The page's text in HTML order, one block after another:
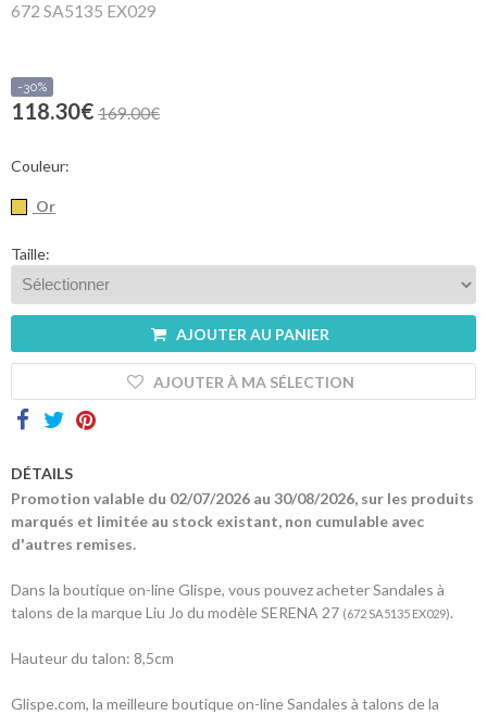
672 SA5135 EX029
-30%
118.30€ 169.00€
Couleur:
Or
Taille:
AJOUTER AU PANIER
AJOUTER À MA SÉLECTION
DÉTAILS
Promotion valable du 02/07/2026 au 30/08/2026, sur les produits
marqués et limitée au stock existant, non cumulable avec
d'autres remises.
Dans la boutique on-line Glispe, vous pouvez acheter Sandales à
talons de la marque Liu Jo du modèle SERENA 27 (672 SA5135 EX029).
Hauteur du talon: 8,5cm
Glispe.com, la meilleure boutique on-line Sandales à talons de la